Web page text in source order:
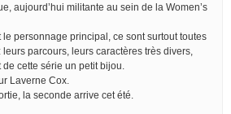
aujourd’hui militante au sein de la Women’s
personnage principal, ce sont surtout toutes
parcours, leurs caractères très divers,
cette série un petit bijou.
Laverne Cox.
la seconde arrive cet été.